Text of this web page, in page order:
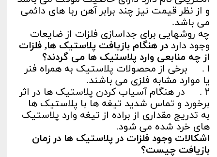
و از نظر قیمت نیز چند برابر آهن ربا های دائمی
می باشد.
چه روشهایی برای جداسازی فلزات از ضایعات
وجود دارد در هنگام بازیافت پلاستیک ها, فلزات
از چه منابعی وارد پلاستیک ها می گردند؟
۱ . برخی از محصولات پلاستیک به همراه فنر
یا موارد مشابه فلزی می باشند.
۲ . در هنگام آسیاب کردن پلاستیک ها در اثر
برخورد و تماس شدید تیغه ها با پلاستیک ها
به تدریج مقداری از براده از تیغه وارد پلاستیک
های خرد شده می شود.
اشکالات وجود فلزات در پلاستیک ها در زمان
بازیافت چیست؟